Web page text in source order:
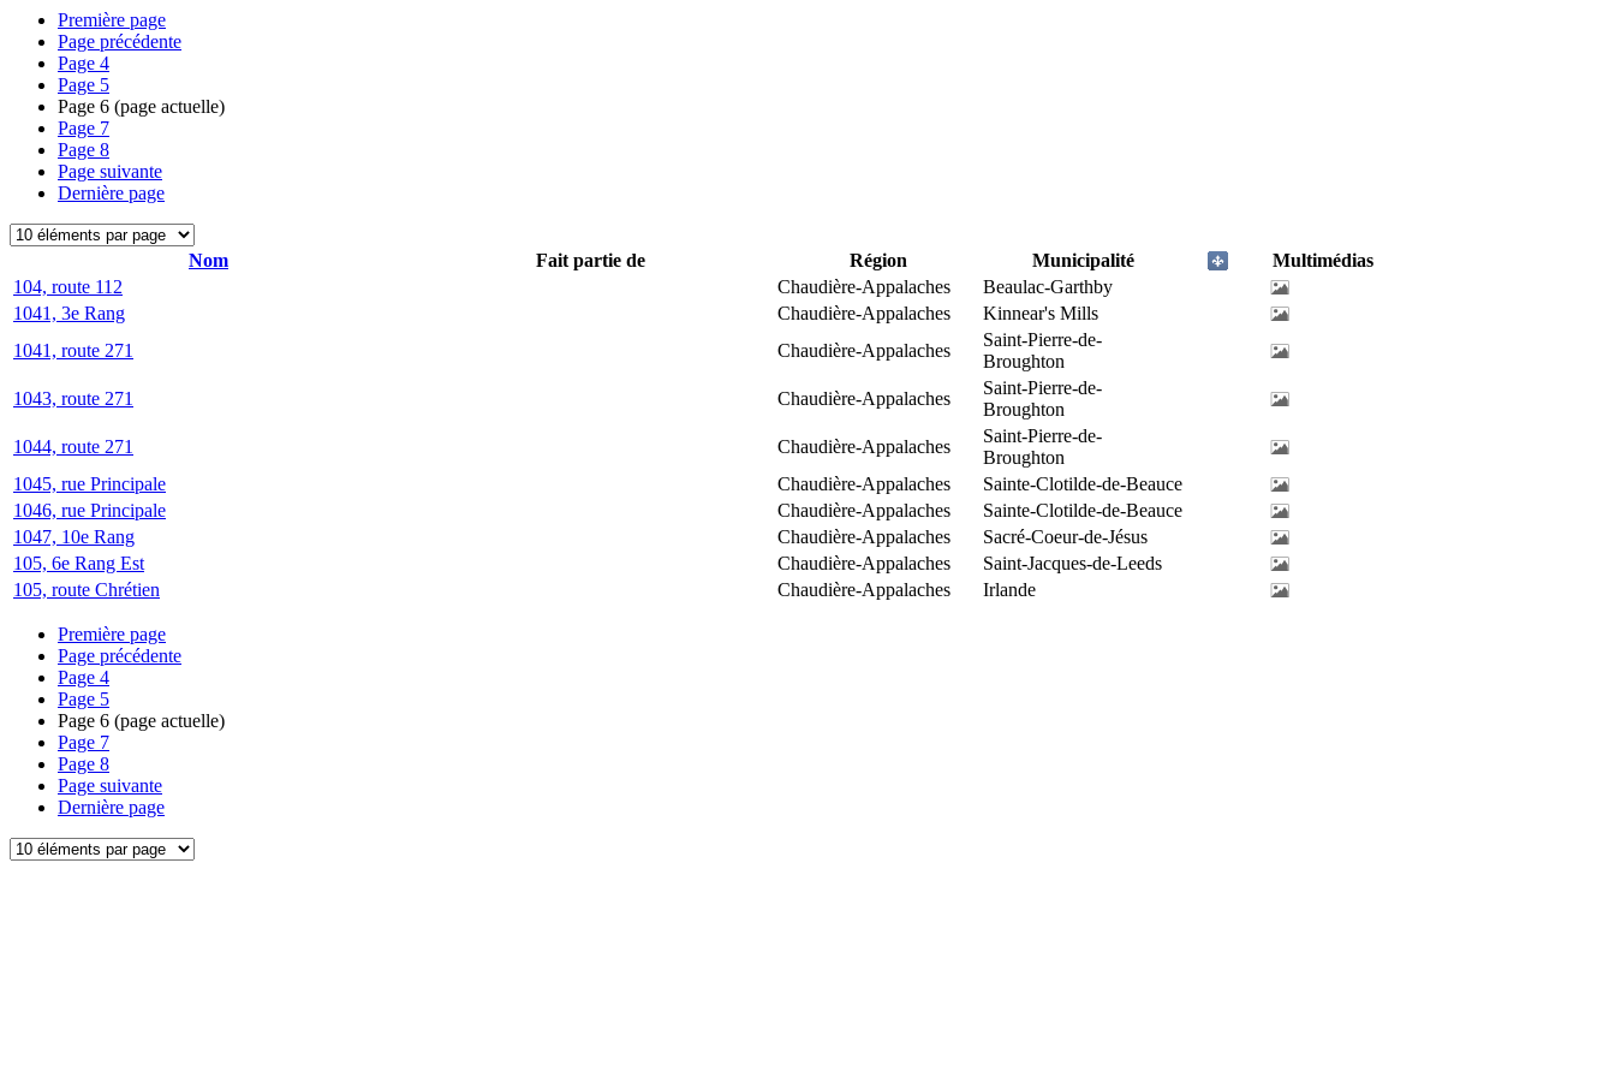
Première page
Page précédente
Page 4
Page 5
Page 6 (page actuelle)
Page 7
Page 8
Page suivante
Dernière page
Nom Fait partie de Région Municipalité
Multimédias
104, route 112
Chaudière-Appalaches
Beaulac-Garthby
1041, 3e Rang
Chaudière-Appalaches
Kinnear's Mills
1041, route 271
Chaudière-Appalaches
Saint-Pierre-de-
Broughton
1043, route 271
Chaudière-Appalaches
Saint-Pierre-de-
Broughton
1044, route 271
Chaudière-Appalaches
Saint-Pierre-de-
Broughton
1045, rue Principale
Chaudière-Appalaches
Sainte-Clotilde-de-Beauce
1046, rue Principale
Chaudière-Appalaches
Sainte-Clotilde-de-Beauce
1047, 10e Rang
Chaudière-Appalaches
Sacré-Coeur-de-Jésus
105, 6e Rang Est
Chaudière-Appalaches
Saint-Jacques-de-Leeds
105, route Chrétien
Chaudière-Appalaches Irlande
Première page
Page précédente
Page 4
Page 5
Page 6 (page actuelle)
Page 7
Page 8
Page suivante
Dernière page